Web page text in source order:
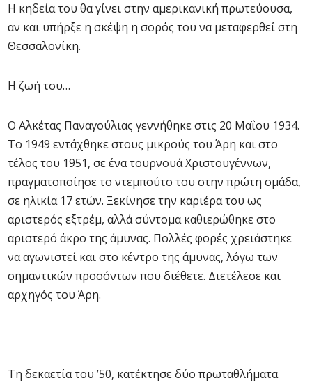
Η κηδεία του θα γίνει στην αμερικανική πρωτεύουσα,
αν και υπήρξε η σκέψη η σορός του να μεταφερθεί στη
Θεσσαλονίκη.
Η ζωή του…
Ο Αλκέτας Παναγούλιας γεννήθηκε στις 20 Μαΐου 1934.
Το 1949 εντάχθηκε στους μικρούς του Άρη και στο
τέλος του 1951, σε ένα τουρνουά Χριστουγέννων,
πραγματοποίησε το ντεμπούτο του στην πρώτη ομάδα,
σε ηλικία 17 ετών. Ξεκίνησε την καριέρα του ως
αριστερός εξτρέμ, αλλά σύντομα καθιερώθηκε στο
αριστερό άκρο της άμυνας. Πολλές φορές χρειάστηκε
να αγωνιστεί και στο κέντρο της άμυνας, λόγω των
σημαντικών προσόντων που διέθετε. Διετέλεσε και
αρχηγός του Άρη.
Τη δεκαετία του ’50, κατέκτησε δύο πρωταθλήματα